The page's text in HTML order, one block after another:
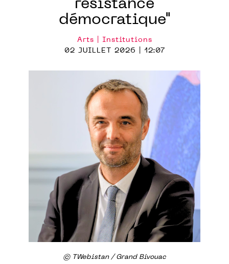
résistance
démocratique"
Arts | Institutions
02 JUILLET 2026 | 12:07
© TWebistan / Grand Bivouac